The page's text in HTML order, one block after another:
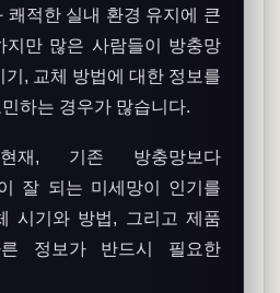
쾌적한 실내 환경 유지에 큰
지만 많은 사람들이 방충망
기, 교체 방법에 대한 정보를
하는 경우가 많습니다.
재, 기존 방충망보다
잘 되는 미세망이 인기를
시기와 방법, 그리고 제품
정보가 반드시 필요한